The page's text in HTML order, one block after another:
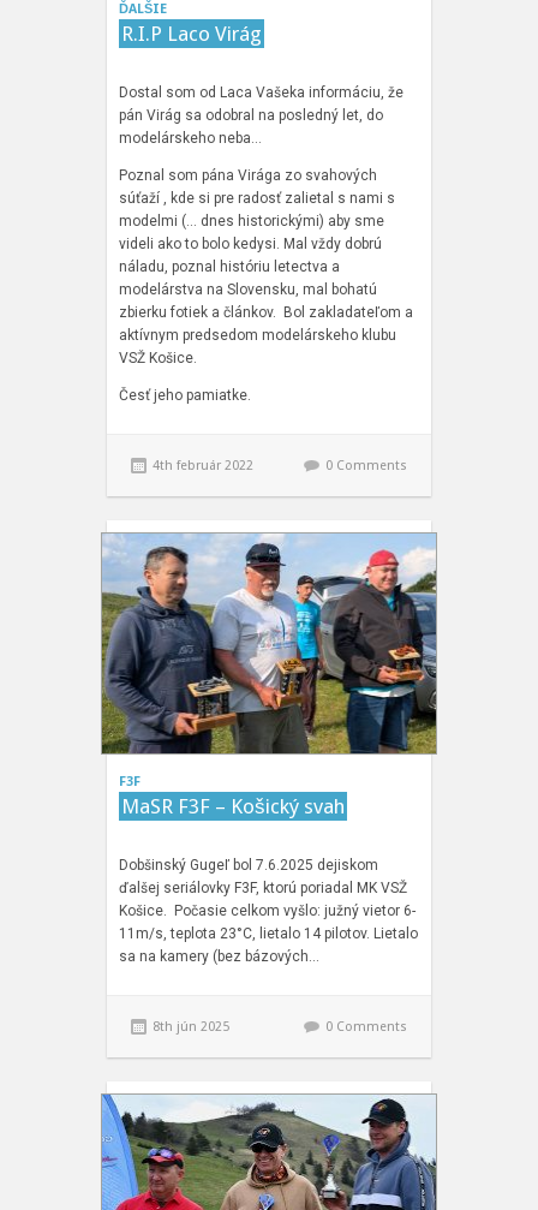
ĎALŠIE
R.I.P Laco Virág
Dostal som od Laca Vašeka informáciu, že
pán Virág sa odobral na posledný let, do
modelárskeho neba…
Poznal som pána Virága zo svahových
súťaží , kde si pre radosť zalietal s nami s
modelmi (… dnes historickými) aby sme
videli ako to bolo kedysi. Mal vždy dobrú
náladu, poznal históriu letectva a
modelárstva na Slovensku, mal bohatú
zbierku fotiek a článkov. Bol zakladateľom a
aktívnym predsedom modelárskeho klubu
VSŽ Košice.
Česť jeho pamiatke.
4th február 2022 0 Comments
F3F
MaSR F3F – Košický svah
Dobšinský Gugeľ bol 7.6.2025 dejiskom
ďalšej seriálovky F3F, ktorú poriadal MK VSŽ
Košice. Počasie celkom vyšlo: južný vietor 6-
11m/s, teplota 23°C, lietalo 14 pilotov. Lietalo
sa na kamery (bez bázových…
8th jún 2025 0 Comments